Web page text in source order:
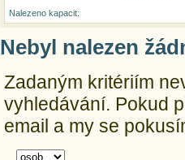
Nalezeno kapacit:
Nebyl nalezen
Zadaným kritériím
vyhledávání. Pokud
email a my se